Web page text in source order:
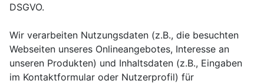
DSGVO.
Wir verarbeiten Nutzungsdaten (z.B., die besuchten
Webseiten unseres Onlineangebotes, Interesse an
unseren Produkten) und Inhaltsdaten (z.B., Eingaben
im Kontaktformular oder Nutzerprofil) für